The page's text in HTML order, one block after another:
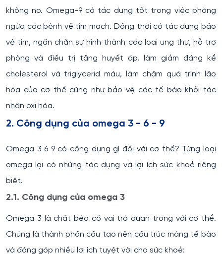
không no. Omega-9 có tác dụng tốt trong việc phòng
ngừa các bệnh về tim mạch. Đồng thời có tác dụng bảo
vệ tim, ngăn chặn sự hình thành các loại ung thư, hỗ trợ
phòng và điều trị tăng huyết áp, làm giảm đáng kể
cholesterol và triglycerid máu, làm chậm quá trình lão
hóa của cơ thể cũng như bảo vệ các tế bào khỏi tác
nhân oxi hóa.
2. Công dụng của omega 3 - 6 - 9
Omega 3 6 9 có công dụng gì đối với cơ thể? Từng loại
omega lại có những tác dụng và lợi ích sức khoẻ riêng
biệt.
2.1. Công dụng của omega 3
Omega 3 là chất béo có vai trò quan trọng với cơ thể.
Chúng là thành phần cấu tạo nên cấu trúc màng tế bào
và đóng góp nhiều lợi ích tuyệt vời cho sức khoẻ: